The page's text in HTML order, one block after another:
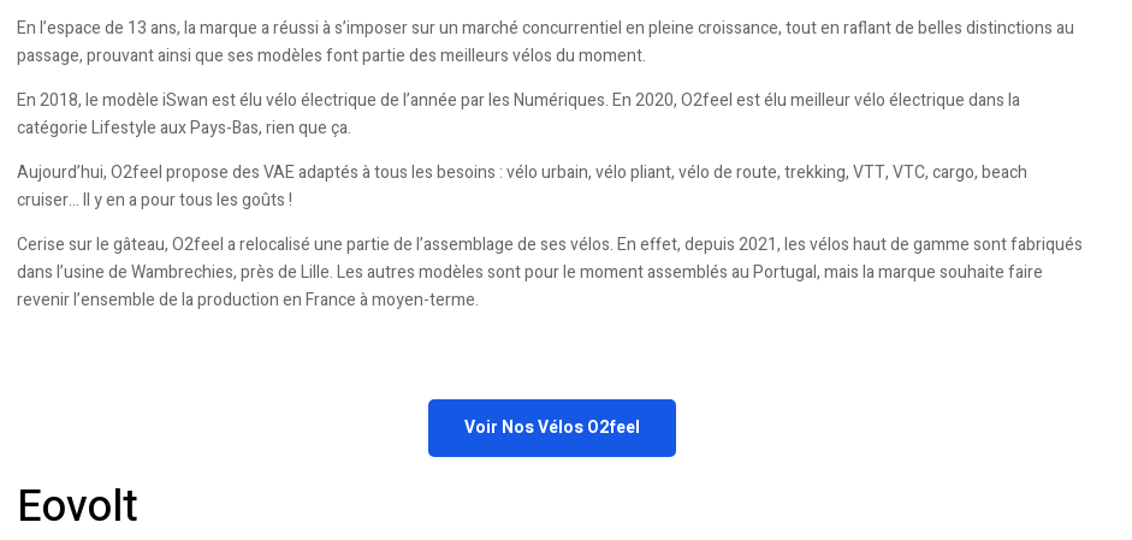
En l’espace de 13 ans, la marque a réussi à s’imposer sur un marché concurrentiel en pleine croissance, tout en raflant de belles distinctions au
passage, prouvant ainsi que ses modèles font partie des meilleurs vélos du moment.
En 2018, le modèle iSwan est élu vélo électrique de l’année par les Numériques. En 2020, O2feel est élu meilleur vélo électrique dans la
catégorie Lifestyle aux Pays-Bas, rien que ça.
Aujourd’hui, O2feel propose des VAE adaptés à tous les besoins : vélo urbain, vélo pliant, vélo de route, trekking, VTT, VTC, cargo, beach
cruiser… Il y en a pour tous les goûts !
Cerise sur le gâteau, O2feel a relocalisé une partie de l’assemblage de ses vélos. En effet, depuis 2021, les vélos haut de gamme sont fabriqués
dans l’usine de Wambrechies, près de Lille. Les autres modèles sont pour le moment assemblés au Portugal, mais la marque souhaite faire
revenir l’ensemble de la production en France à moyen-terme.
Voir Nos Vélos O2feel
Eovolt